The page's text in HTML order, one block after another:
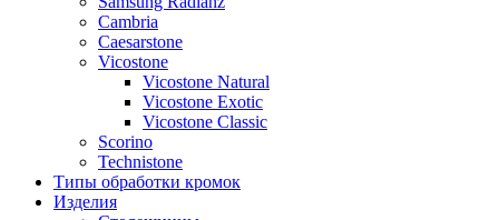
Сambria
Сaesarstone
Vicostone
Vicostone Natural
Vicostone Exotic
Vicostone Classic
Scorino
Technistone
Типы обработки кромок
Изделия